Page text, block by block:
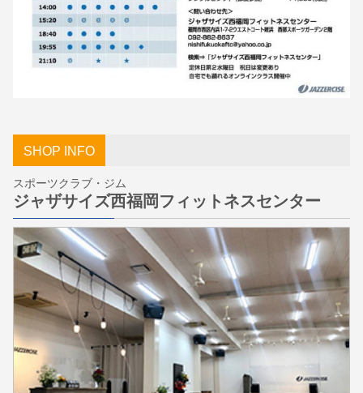
SHOP INFO
スポーツクラブ・ジム
ジャザサイズ西福岡フィットネスセンター